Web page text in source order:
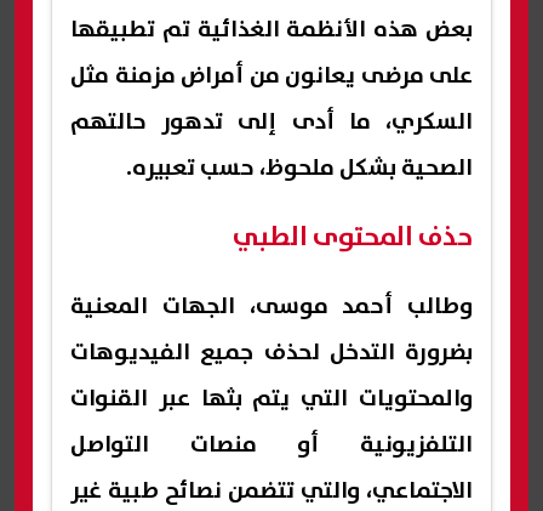
بعض هذه الأنظمة الغذائية تم تطبيقها
على مرضى يعانون من أمراض مزمنة مثل
السكري، ما أدى إلى تدهور حالتهم
الصحية بشكل ملحوظ، حسب تعبيره.
حذف المحتوى الطبي
وطالب أحمد موسى، الجهات المعنية
بضرورة التدخل لحذف جميع الفيديوهات
والمحتويات التي يتم بثها عبر القنوات
التلفزيونية أو منصات التواصل
الاجتماعي، والتي تتضمن نصائح طبية غير